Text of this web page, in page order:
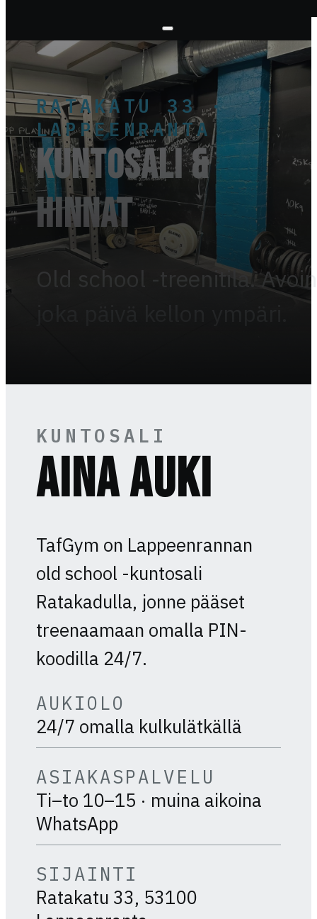
RATAKATU 33 ·
LAPPEENRANTA
Kuntosali &
Hinnat
Old school -treenitila.
KUNTOSALI
AINA AUKI
TafGym on Lappeenrannan
old school -kuntosali
Ratakadulla, jonne pääset
treenaamaan omalla PIN-
koodilla 24/7.
AUKIOLO
24/7 omalla kulkulätkällä
ASIAKASPALVELU
Ti–to 10–15 · muina aikoina
WhatsApp
SIJAINTI
Ratakatu 33, 53100